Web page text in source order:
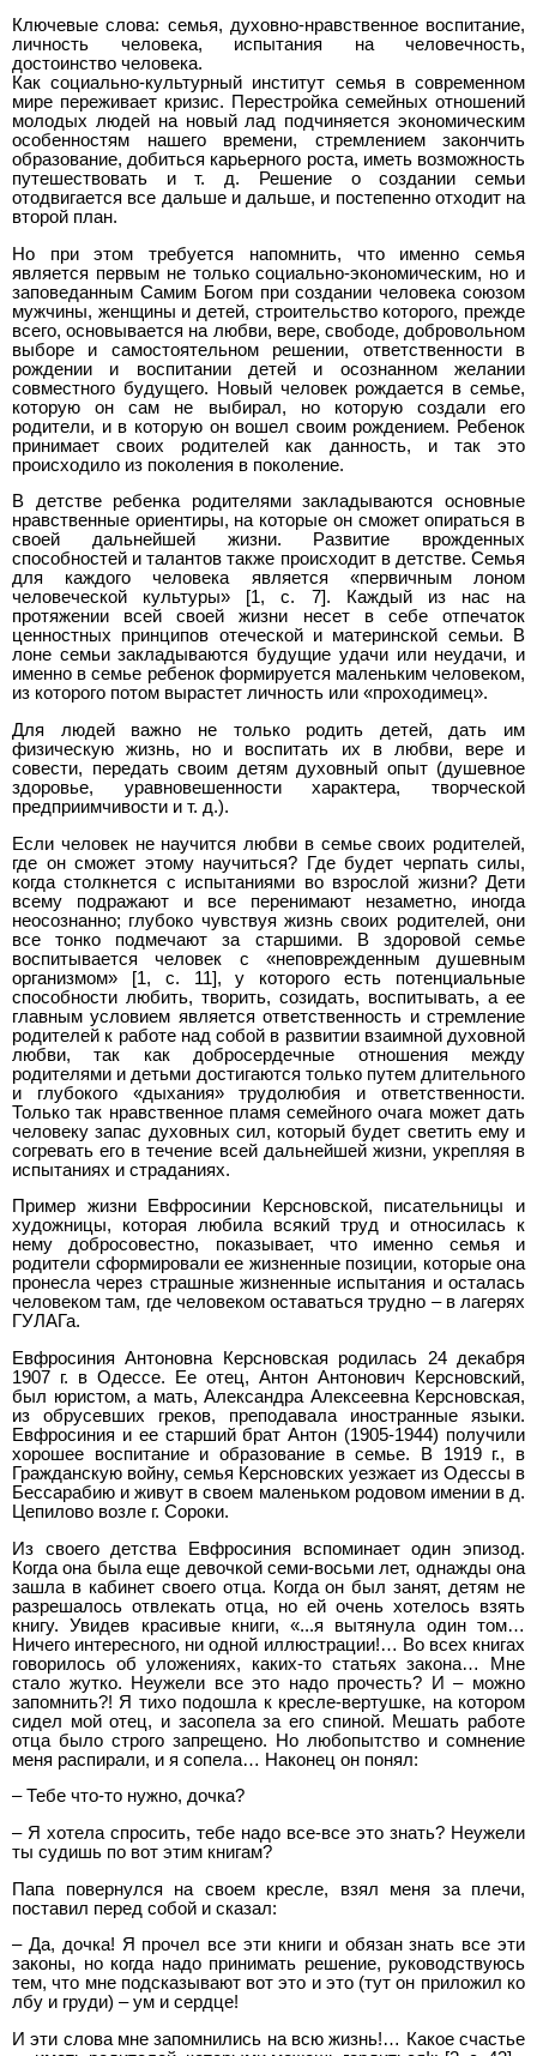
Ключевые слова: семья, духовно-нравственное воспитание,
личность человека, испытания на человечность,
достоинство человека.
Как социально-культурный институт семья в современном
мире переживает кризис. Перестройка семейных отношений
молодых людей на новый лад подчиняется экономическим
особенностям нашего времени, стремлением закончить
образование, добиться карьерного роста, иметь возможность
путешествовать и т. д. Решение о создании семьи
отодвигается все дальше и дальше, и постепенно отходит на
второй план.
Но при этом требуется напомнить, что именно семья
является первым не только социально-экономическим, но и
заповеданным Самим Богом при создании человека союзом
мужчины, женщины и детей, строительство которого, прежде
всего, основывается на любви, вере, свободе, добровольном
выборе и самостоятельном решении, ответственности в
рождении и воспитании детей и осознанном желании
совместного будущего. Новый человек рождается в семье,
которую он сам не выбирал, но которую создали его
родители, и в которую он вошел своим рождением. Ребенок
принимает своих родителей как данность, и так это
происходило из поколения в поколение.
В детстве ребенка родителями закладываются основные
нравственные ориентиры, на которые он сможет опираться в
своей дальнейшей жизни. Развитие врожденных
способностей и талантов также происходит в детстве. Семья
для каждого человека является «первичным лоном
человеческой культуры» [1, c. 7]. Каждый из нас на
протяжении всей своей жизни несет в себе отпечаток
ценностных принципов отеческой и материнской семьи. В
лоне семьи закладываются будущие удачи или неудачи, и
именно в семье ребенок формируется маленьким человеком,
из которого потом вырастет личность или «проходимец».
Для людей важно не только родить детей, дать им
физическую жизнь, но и воспитать их в любви, вере и
совести, передать своим детям духовный опыт (душевное
здоровье, уравновешенности характера, творческой
предприимчивости и т. д.).
Если человек не научится любви в семье своих родителей,
где он сможет этому научиться? Где будет черпать силы,
когда столкнется с испытаниями во взрослой жизни? Дети
всему подражают и все перенимают незаметно, иногда
неосознанно; глубоко чувствуя жизнь своих родителей, они
все тонко подмечают за старшими. В здоровой семье
воспитывается человек с «неповрежденным душевным
организмом» [1, с. 11], у которого есть потенциальные
способности любить, творить, созидать, воспитывать, а ее
главным условием является ответственность и стремление
родителей к работе над собой в развитии взаимной духовной
любви, так как добросердечные отношения между
родителями и детьми достигаются только путем длительного
и глубокого «дыхания» трудолюбия и ответственности.
Только так нравственное пламя семейного очага может дать
человеку запас духовных сил, который будет светить ему и
согревать его в течение всей дальнейшей жизни, укрепляя в
испытаниях и страданиях.
Пример жизни Евфросинии Керсновской, писательницы и
художницы, которая любила всякий труд и относилась к
нему добросовестно, показывает, что именно семья и
родители сформировали ее жизненные позиции, которые она
пронесла через страшные жизненные испытания и осталась
человеком там, где человеком оставаться трудно – в лагерях
ГУЛАГа.
Евфросиния Антоновна Керсновская родилась 24 декабря
1907 г. в Одессе. Ее отец, Антон Антонович Керсновский,
был юристом, а мать, Александра Алексеевна Керсновская,
из обрусевших греков, преподавала иностранные языки.
Евфросиния и ее старший брат Антон (1905-1944) получили
хорошее воспитание и образование в семье. В 1919 г., в
Гражданскую войну, семья Керсновских уезжает из Одессы в
Бессарабию и живут в своем маленьком родовом имении в д.
Цепилово возле г. Сороки.
Из своего детства Евфросиния вспоминает один эпизод.
Когда она была еще девочкой семи-восьми лет, однажды она
зашла в кабинет своего отца. Когда он был занят, детям не
разрешалось отвлекать отца, но ей очень хотелось взять
книгу. Увидев красивые книги, «...я вытянула один том…
Ничего интересного, ни одной иллюстрации!… Во всех книгах
говорилось об уложениях, каких-то статьях закона… Мне
стало жутко. Неужели все это надо прочесть? И – можно
запомнить?! Я тихо подошла к кресле-вертушке, на котором
сидел мой отец, и засопела за его спиной. Мешать работе
отца было строго запрещено. Но любопытство и сомнение
меня распирали, и я сопела… Наконец он понял:
– Тебе что-то нужно, дочка?
– Я хотела спросить, тебе надо все-все это знать? Неужели
ты судишь по вот этим книгам?
Папа повернулся на своем кресле, взял меня за плечи,
поставил перед собой и сказал:
– Да, дочка! Я прочел все эти книги и обязан знать все эти
законы, но когда надо принимать решение, руководствуюсь
тем, что мне подсказывают вот это и это (тут он приложил ко
лбу и груди) – ум и сердце!
И эти слова мне запомнились на всю жизнь!… Какое счастье